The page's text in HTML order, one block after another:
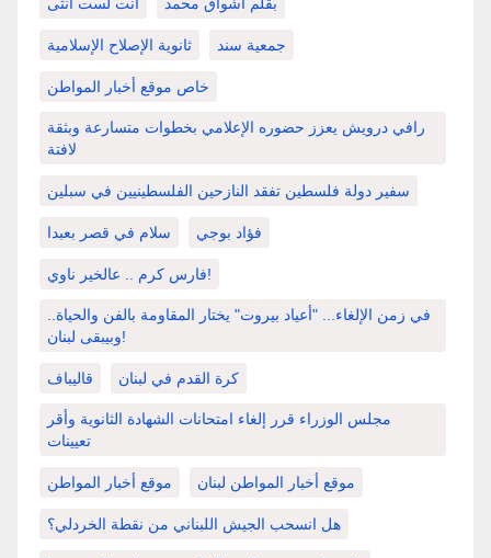
ثانوية الإصلاح الإسلامية جمعية سند
خاص موقع أخبار المواطن
رافي درويش يعزز حضوره الإعلامي بخطوات متسارعة وبثقة
لافتة
سفير دولة فلسطين تفقد النازحين الفلسطينيين في سبلين
سلام في قصر بعبدا فؤاد بوجي
فارس كرم .. عالخير ناوي!
في زمن الإلغاء... "أعياد بيروت" يختار المقاومة بالفن والحياة..
وبيبقى لبنان!
قاليباف كرة القدم في لبنان
مجلس الوزراء قرر إلغاء امتحانات الشهادة الثانوية وأقر
تعيينات
موقع أخبار المواطن موقع أخبار المواطن لبنان
هل انسحب الجيش اللبناني من نقطة الخردلي؟